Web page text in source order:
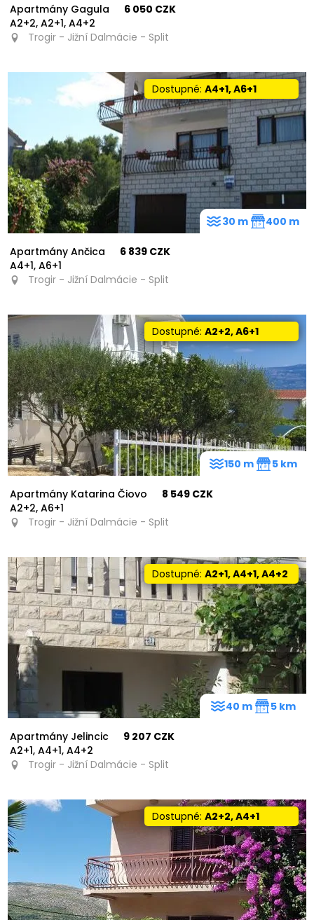
Apartmány Gagula
A2+2, A2+1, A4+2
6 050 CZK
Trogir - Jižní Dalmácie - Split
Dostupné:A4+1, A6+1
Apartmány Ančica
A4+1, A6+1
6 839 CZK
Trogir - Jižní Dalmácie - Split
30 m 400 m
Dostupné:A2+2, A6+1
Apartmány Katarina Čiovo
A2+2, A6+1
8 549 CZK
Trogir - Jižní Dalmácie - Split
150 m 5 km
Dostupné:A2+1, A4+1, A4+2
Apartmány Jelincic
A2+1, A4+1, A4+2
9 207 CZK
Trogir - Jižní Dalmácie - Split
40 m 5 km
Dostupné:A2+2, A4+1